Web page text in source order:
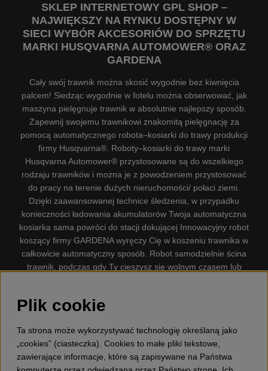
SKLEP INTERNETOWY GPL SHOP –
NAJWIĘKSZY NA RYNKU DOSTĘPNY W
SIECI WYBÓR AKCESORIÓW DO SPRZĘTU
MARKI HUSQVARNA AUTOMOWER® ORAZ
GARDENA
Cały swój trawnik można skosić wygodnie bez kiwnięcia
palcem! Siedząc wygodnie w fotelu można obserwować, jak
maszyna pielęgnuje trawnik w absolutnie najlepszy sposób.
Zapewnij swojemu trawnikowi znakomitą pielęgnację za
pomocą automatycznego robota–kosiarki do trawy produkcji
firmy Husqvarna®. Roboty–kosiarki do trawy marki
Husqvarna Automower® przystosowane są do wszelkiego
rodzaju trawników i można je z powodzeniem przystosować
do pracy na terenie dużych nieruchomości/ połaci ziemi.
Dzięki zaawansowanej technice śledzenia, w przypadku
konieczności ładowania akumulatorów Twoja automatyczna
kosiarka sama powróci do stacji dokującej Innowacyjny robot
koszący firmy GARDENA wyręczy Cię w koszeniu trawnika w
całkowicie automatyczny sposób. Robot samodzielnie ścina
trawnik, podczas gdy Ty cieszysz się wolnym czasem lub
dostępną na rynku. Firma nasza dysponuje. Gplshop
ochronna, Wykaszarki, Podkaszarki, Nożyce do żywopłotów,
Kultywatory, Dmuchawy, Odśnieżarki, Myjka Ciśnieniowa,
Odkurzacz, Przecinarki, Siekiery, Narzędzia do prac leśnych,
Plik cookie
Ta strona może wykorzystywać technologię określaną jako
„cookies” (ciasteczka). Cookies to małe pliki tekstowe,
zawierające informacje, które są zapisywane na Państwa